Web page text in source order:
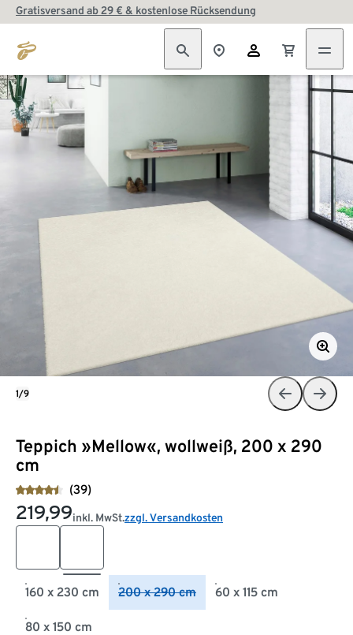
Gratisversand ab 29 € & kostenlose Rücksendung
Teppich »Mellow«, wollweiß, 200 x 290
cm
(39)
219,99inkl. MwSt.zzgl. Versandkosten
160 x 230 cm 200 x 290 cm 60 x 115 cm
80 x 150 cm
1/9